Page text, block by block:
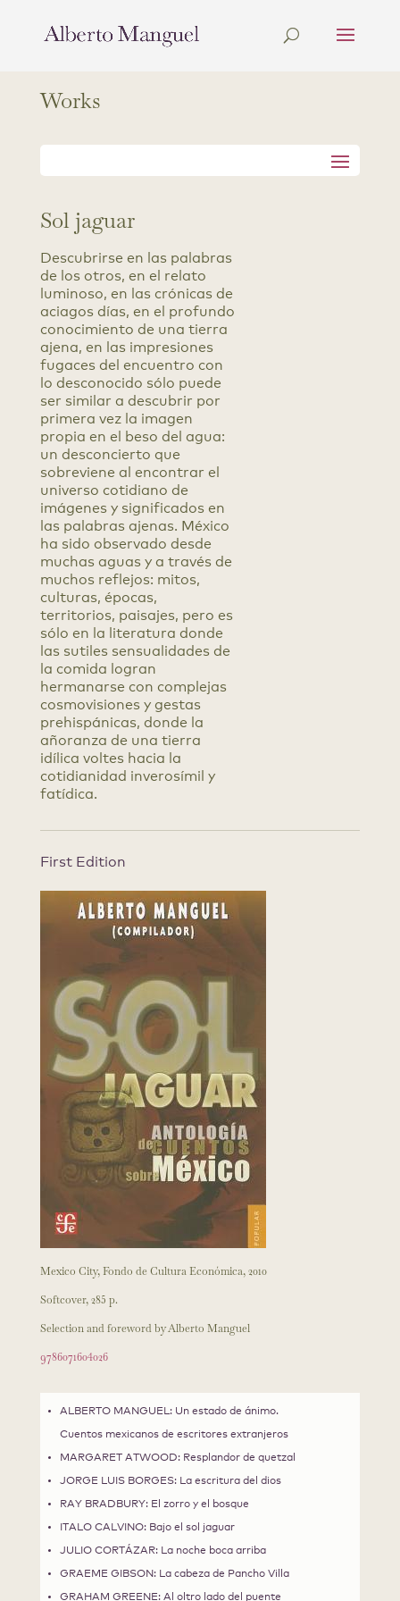
Works
Sol jaguar
Descubrirse en las palabras
de los otros, en el relato
luminoso, en las crónicas de
aciagos días, en el profundo
conocimiento de una tierra
ajena, en las impresiones
fugaces del encuentro con
lo desconocido sólo puede
ser similar a descubrir por
primera vez la imagen
propia en el beso del agua:
un desconcierto que
sobreviene al encontrar el
universo cotidiano de
imágenes y significados en
las palabras ajenas. México
ha sido observado desde
muchas aguas y a través de
muchos reflejos: mitos,
culturas, épocas,
territorios, paisajes, pero es
sólo en la literatura donde
las sutiles sensualidades de
la comida logran
hermanarse con complejas
cosmovisiones y gestas
prehispánicas, donde la
añoranza de una tierra
idílica voltes hacia la
cotidianidad inverosímil y
fatídica.
First Edition
Mexico City, Fondo de Cultura Económica, 2010
Softcover, 285 p.
Selection and foreword by Alberto Manguel
9786071604026
ALBERTO MANGUEL: Un estado de ánimo.
Cuentos mexicanos de escritores extranjeros
MARGARET ATWOOD: Resplandor de quetzal
JORGE LUIS BORGES: La escritura del dios
RAY BRADBURY: El zorro y el bosque
ITALO CALVINO: Bajo el sol jaguar
JULIO CORTÁZAR: La noche boca arriba
GRAEME GIBSON: La cabeza de Pancho Villa
GRAHAM GREENE: Al oltro lado del puente